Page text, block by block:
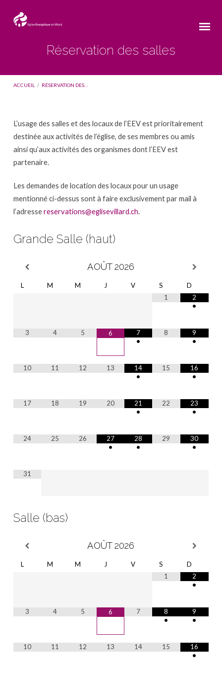
Réservation des salles
ACCUEIL / RÉSERVATION DES…
Réservation
des
salles
L’usage des salles et des locaux de l’EEV est prioritairement
destinée aux activités de l’église, de ses membres ou amis
ainsi qu’aux activités des organismes dont l’EEV est
partenaire.
Les demandes de location des locaux pour un usage
mentionné ci-dessus sont à faire exclusivement par mail à
l’adressereservations@eglisevillard.ch.
Grande Salle (haut)
AOÛT 2026
L M M J V S
D
1
2
•
3 4 5 6
7
•
8
9
•
10 11 12 13
14
•
15
16
•
17 18 19 20
21
•
22
23
•
24 25 26
27
•
28
•
29
30
•
31
Salle (bas)
AOÛT 2026
L M M J V S
D
1
2
•
3 4 5 6 7
8
•
9
•
10 11 12 13 14 15
16
•